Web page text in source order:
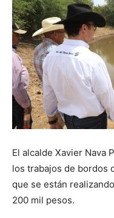
El alcalde Xavier Nava
los trabajos de bordos
que se están
200 mil pesos.